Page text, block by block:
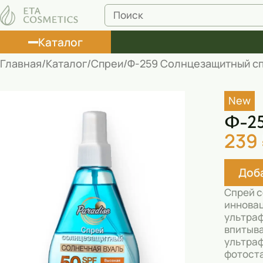
Каталог
Туши
Маски косметические
Муссы
Масла
Пена для ванны
Румяна
Главная Каталог Спреи Ф-259 Солнцезащитный
New
Ф-
239
Спрей